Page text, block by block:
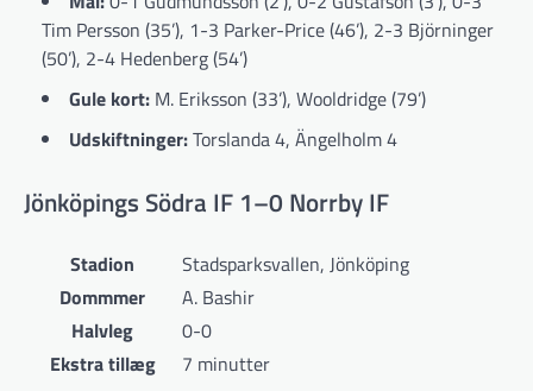
Tim Persson (35’), 1-3 Parker-Price (46’), 2-3 Björninger
(50’), 2-4 Hedenberg (54’)
Gule kort: M. Eriksson (33’), Wooldridge (79’)
Udskiftninger:Torslanda 4, Ängelholm 4
Jönköpings Södra IF 1–0 Norrby IF
Stadion
Stadsparksvallen, Jönköping
Dommmer
A. Bashir
Halvleg
0-0
Ekstra tillæg
7 minutter